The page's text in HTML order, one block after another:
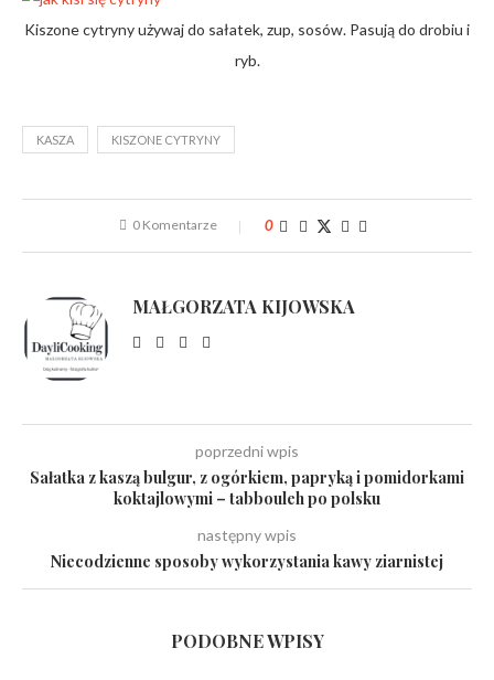
Kiszone cytryny używaj do sałatek, zup, sosów. Pasują do drobiu i
ryb.
KASZA KISZONE CYTRYNY
0 Komentarze 0
MAŁGORZATA KIJOWSKA
poprzedni wpis
Sałatka z kaszą bulgur, z ogórkiem, papryką i pomidorkami
koktajlowymi – tabbouleh po polsku
następny wpis
Niecodzienne sposoby wykorzystania kawy ziarnistej
PODOBNE WPISY